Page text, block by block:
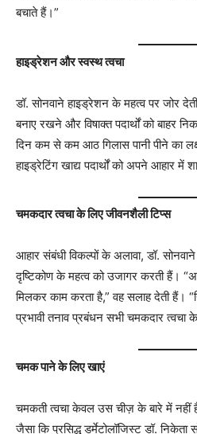
बचाते हैं।”
हाइड्रेशन और स्वस्थ त्वचा
डॉ. सोनवाने हाइड्रेशन के महत्व पर जोर
बनाए रखने और विषाक्त पदार्थों को बाहर
दिन कम से कम आठ गिलास पानी पीने का
हाइड्रेटिंग खाद्य पदार्थों को अपने आहार में
चमकदार त्वचा के लिए जीवनशैली टिप्स
आहार संबंधी विकल्पों के अलावा, डॉ.
दृष्टिकोण के महत्व को उजागर करती हैं।
मिलकर काम करता है,” वह सलाह देती हैं।
प्रभावी तनाव प्रबंधन सभी चमकदार
चमक पाने के लिए खाएं
चमकती त्वचा केवल उस चीज़ के बारे में नहीं
जैसा कि प्रसिद्ध डर्मेटोलॉजिस्ट डॉ. निकेता